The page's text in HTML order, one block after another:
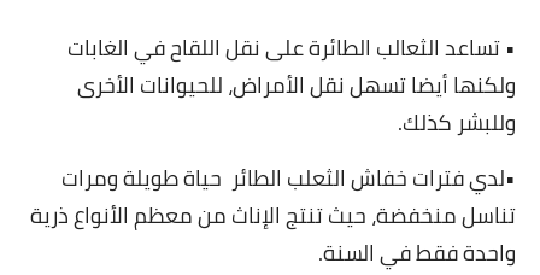
• تساعد الثعالب الطائرة على نقل اللقاح في الغابات
ولكنها أيضا تسهل نقل الأمراض، للحيوانات الأخرى
وللبشر كذلك.
•لدي فترات خفاش الثعلب الطائر حياة طويلة ومرات
تناسل منخفضة، حيث تنتج الإناث من معظم الأنواع ذرية
واحدة فقط في السنة.